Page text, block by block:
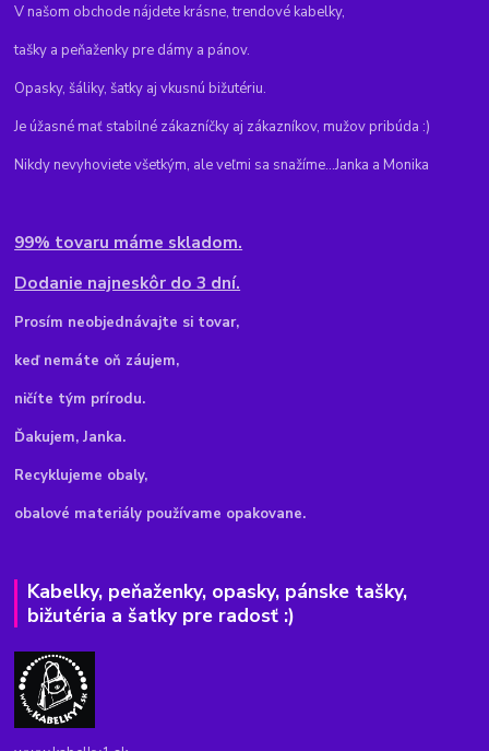
V našom obchode nájdete krásne, trendové kabelky,
tašky a peňaženky pre dámy a pánov.
Opasky, šáliky, šatky aj vkusnú bižutériu.
Je úžasné mať stabilné zákazníčky aj zákazníkov, mužov pribúda :)
Nikdy nevyhoviete všetkým, ale veľmi sa snažíme...Janka a Monika
99% tovaru máme skladom.
Dodanie najneskôr do 3 dní.
Prosím neobjednávajte si tovar,
keď nemáte oň záujem,
ničíte tým prírodu.
Ďakujem, Janka.
Recyklujeme obaly,
obalové materiály používame opakovane.
Kabelky, peňaženky, opasky, pánske tašky,
bižutéria a šatky pre radosť :)